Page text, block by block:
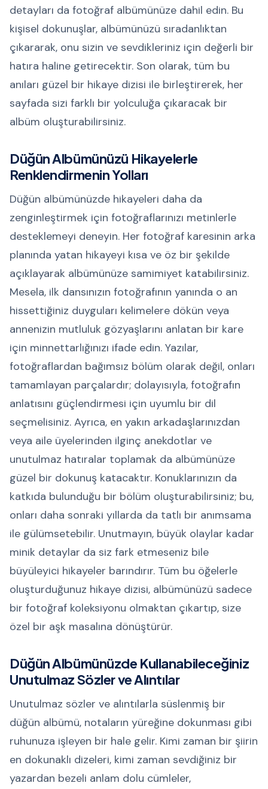
detayları da fotoğraf albümünüze dahil edin. Bu
kişisel dokunuşlar, albümünüzü sıradanlıktan
çıkararak, onu sizin ve sevdikleriniz için değerli bir
hatıra haline getirecektir. Son olarak, tüm bu
anıları güzel bir hikaye dizisi ile birleştirerek, her
sayfada sizi farklı bir yolculuğa çıkaracak bir
albüm oluşturabilirsiniz.
Düğün Albümünüzü Hikayelerle
Renklendirmenin Yolları
Düğün albümünüzde hikayeleri daha da
zenginleştirmek için fotoğraflarınızı metinlerle
desteklemeyi deneyin. Her fotoğraf karesinin arka
planında yatan hikayeyi kısa ve öz bir şekilde
açıklayarak albümünüze samimiyet katabilirsiniz.
Mesela, ilk dansınızın fotoğrafının yanında o an
hissettiğiniz duyguları kelimelere dökün veya
annenizin mutluluk gözyaşlarını anlatan bir kare
için minnettarlığınızı ifade edin. Yazılar,
fotoğraflardan bağımsız bölüm olarak değil, onları
tamamlayan parçalardır; dolayısıyla, fotoğrafın
anlatısını güçlendirmesi için uyumlu bir dil
seçmelisiniz. Ayrıca, en yakın arkadaşlarınızdan
veya aile üyelerinden ilginç anekdotlar ve
unutulmaz hatıralar toplamak da albümünüze
güzel bir dokunuş katacaktır. Konuklarınızın da
katkıda bulunduğu bir bölüm oluşturabilirsiniz; bu,
onları daha sonraki yıllarda da tatlı bir anımsama
ile gülümsetebilir. Unutmayın, büyük olaylar kadar
minik detaylar da siz fark etmeseniz bile
büyüleyici hikayeler barındırır. Tüm bu öğelerle
oluşturduğunuz hikaye dizisi, albümünüzü sadece
bir fotoğraf koleksiyonu olmaktan çıkartıp, size
özel bir aşk masalına dönüştürür.
Düğün Albümünüzde Kullanabileceğiniz
Unutulmaz Sözler ve Alıntılar
Unutulmaz sözler ve alıntılarla süslenmiş bir
düğün albümü, notaların yüreğine dokunması gibi
ruhunuza işleyen bir hale gelir. Kimi zaman bir şiirin
en dokunaklı dizeleri, kimi zaman sevdiğiniz bir
yazardan bezeli anlam dolu cümleler,